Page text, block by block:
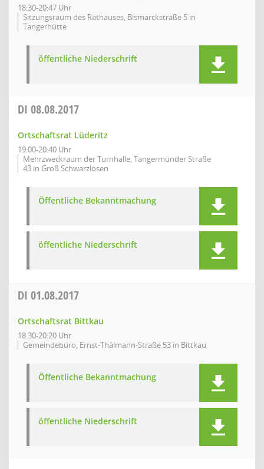
18:30-20:47 Uhr
Sitzungsraum des Rathauses, Bismarckstraße 5 in
Tangerhütte
öffentliche Niederschrift
DI 08.08.2017
Ortschaftsrat Lüderitz
19:00-20:40 Uhr
Mehrzweckraum der Turnhalle, Tangermünder Straße
43 in Groß Schwarzlosen
Öffentliche Bekanntmachung
öffentliche Niederschrift
DI 01.08.2017
Ortschaftsrat Bittkau
18:30-20:20 Uhr
Gemeindebüro, Ernst-Thälmann-Straße 53 in Bittkau
Öffentliche Bekanntmachung
öffentliche Niederschrift